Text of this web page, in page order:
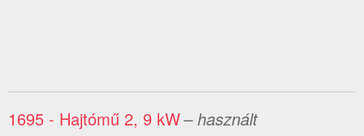
1695 - Hajtómű 2, 9 kW– használt